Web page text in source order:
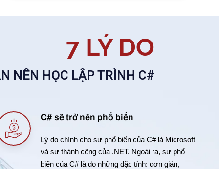
7 LÝ DO
NÊN HỌC LẬP TRÌNH C#
C# sẽ trở nên phổ biến
Lý do chính cho sự phổ biến của C# là Microsoft
và sự thành công của .NET. Ngoài ra, sự phổ
biến của C# là do những đặc tính: đơn giản,